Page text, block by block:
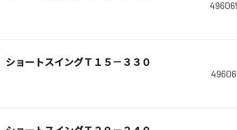
ショートスイングＴ１５－３３０